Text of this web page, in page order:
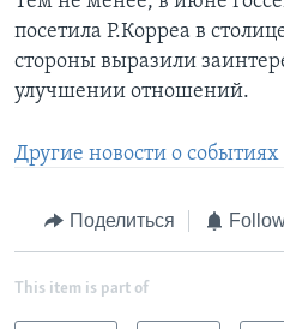
посетила Р.Корреа в
стороны выразили
улучшении отношений.
Другие новости о
Поделиться
This item is part of